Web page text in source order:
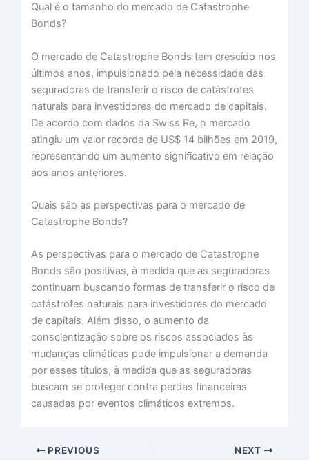
Qual é o tamanho do mercado de Catastrophe
Bonds?
O mercado de Catastrophe Bonds tem crescido nos
últimos anos, impulsionado pela necessidade das
seguradoras de transferir o risco de catástrofes
naturais para investidores do mercado de capitais.
De acordo com dados da Swiss Re, o mercado
atingiu um valor recorde de US$ 14 bilhões em 2019,
representando um aumento significativo em relação
aos anos anteriores.
Quais são as perspectivas para o mercado de
Catastrophe Bonds?
As perspectivas para o mercado de Catastrophe
Bonds são positivas, à medida que as seguradoras
continuam buscando formas de transferir o risco de
catástrofes naturais para investidores do mercado
de capitais. Além disso, o aumento da
conscientização sobre os riscos associados às
mudanças climáticas pode impulsionar a demanda
por esses títulos, à medida que as seguradoras
buscam se proteger contra perdas financeiras
causadas por eventos climáticos extremos.
PREVIOUS NEXT